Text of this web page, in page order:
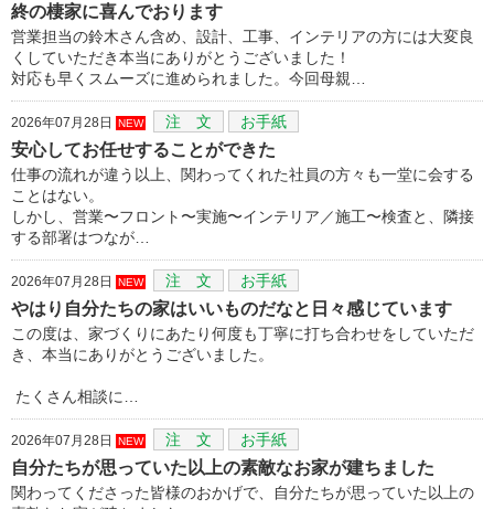
終の棲家に喜んでおります
営業担当の鈴木さん含め、設計、工事、インテリアの方には大変良
くしていただき本当にありがとうございました！
対応も早くスムーズに進められました。今回母親…
2026年07月28日 NEW 注 文 お手紙
安心してお任せすることができた
仕事の流れが違う以上、関わってくれた社員の方々も一堂に会する
ことはない。
しかし、営業〜フロント〜実施〜インテリア／施工〜検査と、隣接
する部署はつなが…
2026年07月28日 NEW 注 文 お手紙
やはり自分たちの家はいいものだなと日々感じています
この度は、家づくりにあたり何度も丁寧に打ち合わせをしていただ
き、本当にありがとうございました。
たくさん相談に…
2026年07月28日 NEW 注 文 お手紙
自分たちが思っていた以上の素敵なお家が建ちました
関わってくださった皆様のおかげで、自分たちが思っていた以上の